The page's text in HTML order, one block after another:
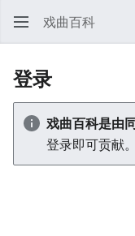
戏曲百科
登录
戏曲百科是由
登录即可贡献。